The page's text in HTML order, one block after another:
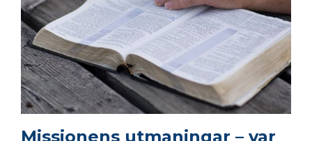
Missionens utmaningar – var